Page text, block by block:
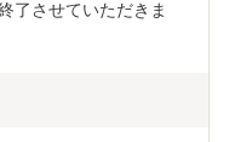
了させていただきま